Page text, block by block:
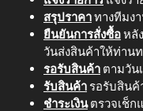
สรุปราคาทางทีมง
ยืนยันการสั่งซื้อหลั
วันส่งสินค้าให้ท่าน
รอรับสินค้า ตามวัน
รับสินค้า รอรับสิน
ชำระเงินตรวจเช็ก